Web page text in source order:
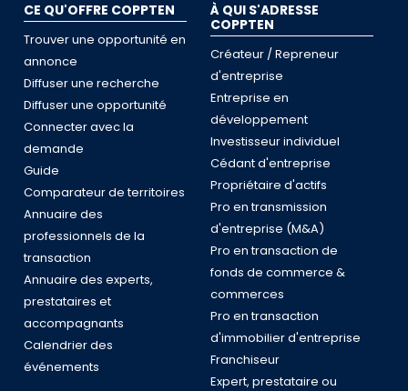
CE QU'OFFRE COPPTEN
Trouver une opportunité en
annonce
Diffuser une recherche
Diffuser une opportunité
Connecter avec la
demande
Guide
Comparateur de territoires
Annuaire des
professionnels de la
transaction
Annuaire des experts,
prestataires et
accompagnants
Calendrier des
événements
À QUI S'ADRESSE
COPPTEN
Créateur / Repreneur
d'entreprise
Entreprise en
développement
Investisseur individuel
Cédant d'entreprise
Propriétaire d'actifs
Pro en transmission
d'entreprise (M&A)
Pro en transaction de
fonds de commerce &
commerces
Pro en transaction
d'immobilier d'entreprise
Franchiseur
Expert, prestataire ou